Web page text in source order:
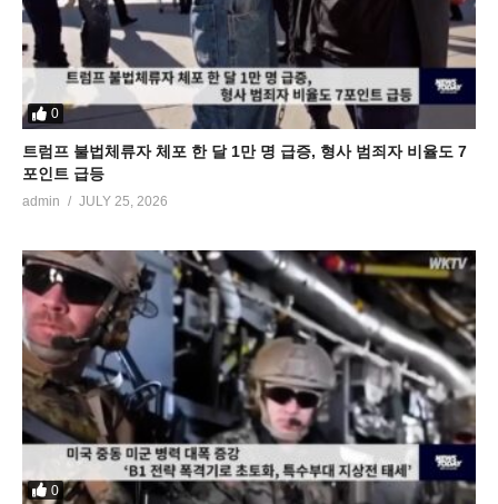
0
트럼프 불법체류자 체포 한 달 1만 명 급증, 형사 범죄자 비율도 7
포인트 급등
admin JULY 25, 2026
0